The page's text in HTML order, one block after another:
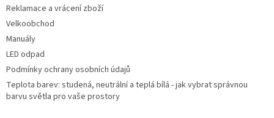
Reklamace a vrácení zboží
Velkoobchod
Manuály
LED odpad
Podmínky ochrany osobních údajů
Teplota barev: studená, neutrální a teplá bílá - jak vybrat správnou
barvu světla pro vaše prostory